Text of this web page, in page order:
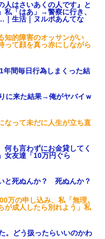
人はさいあくの人です』と
私「はあ」→警察に行き、
｜生活｜ヌルポあんてな
知的障害のオッサンがい
って顔を真っ赤にしながら
間毎日行為しまくった結
に来た結果→俺がヤバイｗ
なって未だに人生が立ち直
何も言わずにお金貸してく
友達「10万円ぐら
と死ぬんか？ 死ぬんか？
万の申し込み、私「無理。
が成人したら別れよう」私
。どう扱ったらいいのかわ